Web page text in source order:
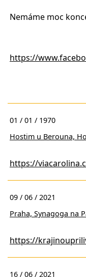
Nemáme moc
https://
01 / 01 / 1970
Hostim u Berouna,
https://
09 / 06 / 2021
Praha, Synagoga na
https://
16 / 06 / 2021